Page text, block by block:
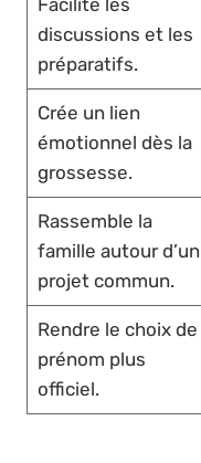
discussions et les
préparatifs.
Crée un lien
émotionnel dès la
grossesse.
Rassemble la
famille autour d’un
projet commun.
Rendre le choix de
prénom plus
officiel.